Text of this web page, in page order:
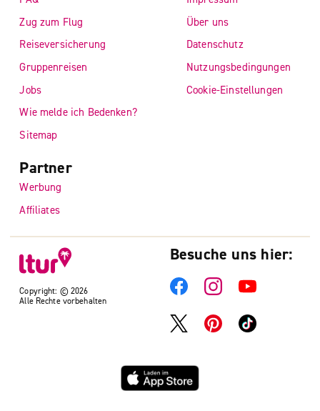
Copyright: © 2026
Alle Rechte vorbehalten
Zug zum Flug
Reiseversicherung
Gruppenreisen
Jobs
Wie melde ich Bedenken?
Sitemap
Über uns
Datenschutz
Nutzungsbedingungen
Cookie-Einstellungen
Partner
Werbung
Affiliates
Besuche uns hier: